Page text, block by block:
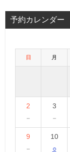
予約カレンダー
日 月
2
－
3
－
9
－
10
○